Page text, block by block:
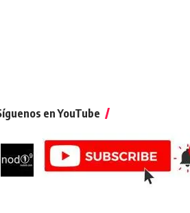
en YouTube